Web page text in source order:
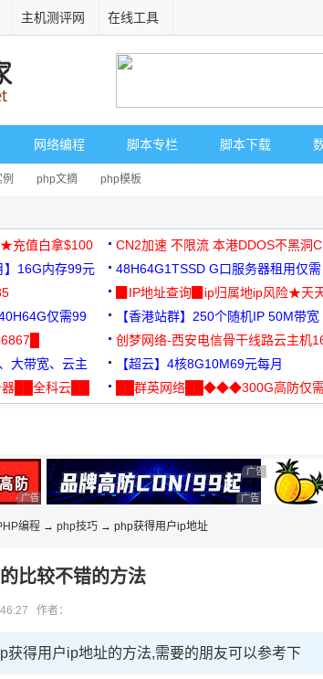
主机测评网 在线工具
网络编程 脚本专栏 脚本下载
php文摘 php模板
★充值白拿$100 CN2加速 不限流 本港DDOS不黑洞
】16G内存99元
48H64G1TSSD G口服务器租用仅需
3000+可免费测试
▉IP地址查询▉ip归属地ip风险★天
仅需99
【香港站群】250个随机IP 50M带
创梦网络-西安电信骨干线路云主机
88元/月
大带宽、云主
【超云】4核8G10M69元每月
██全科云██
██群英网络██◆◆◆300G高防仅
广告 商业广告，理性选择 广告 商业广告，
广告 商业广告，
编程 → php技巧 → php获得用户ip地址
比较不错的方法
作者：
获得用户ip地址的方法,需要的朋友可以参考下